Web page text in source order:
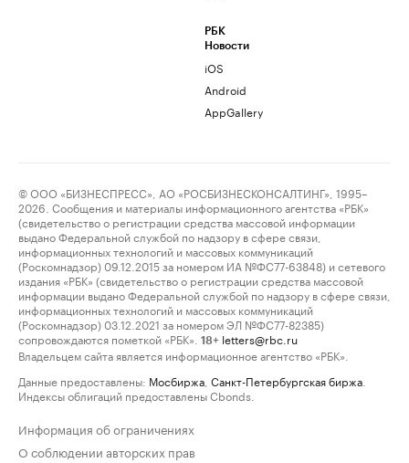
РБК
Новости
iOS
Android
AppGallery
© ООО «БИЗНЕСПРЕСС», АО «РОСБИЗНЕСКОНСАЛТИНГ», 1995–
2026. Сообщения и материалы информационного агентства «РБК»
(свидетельство о регистрации средства массовой информации
выдано Федеральной службой по надзору в сфере связи,
информационных технологий и массовых коммуникаций
(Роскомнадзор) 09.12.2015 за номером ИА №ФС77-63848) и сетевого
издания «РБК» (свидетельство о регистрации средства массовой
информации выдано Федеральной службой по надзору в сфере связи,
информационных технологий и массовых коммуникаций
(Роскомнадзор) 03.12.2021 за номером ЭЛ №ФС77-82385)
сопровождаются пометкой «РБК».
18+ letters@rbc.ru
Владельцем сайта является информационное агентство «РБК».
Данные предоставлены: Мосбиржа Санкт-Петербургская биржа
Индексы облигаций предоставлены Cbonds.
Информация об ограничениях
О соблюдении авторских прав